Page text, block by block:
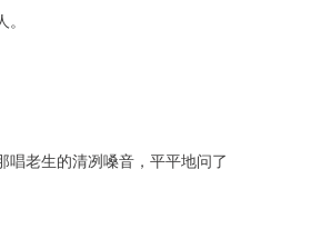
老生的清冽嗓音，平平地问了